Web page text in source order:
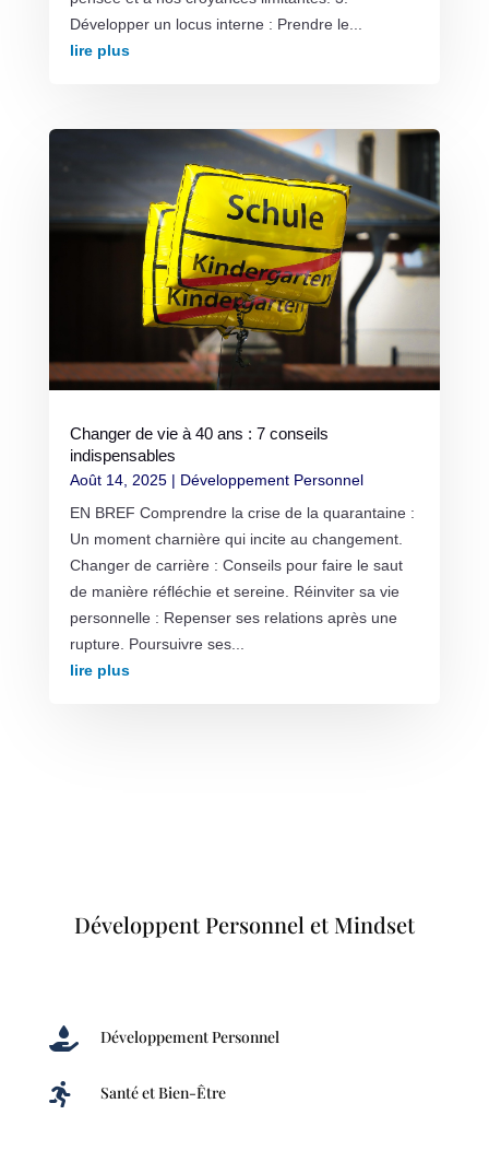
Développer un locus interne : Prendre le...
lire plus
Changer de vie à 40 ans : 7 conseils
indispensables
Août 14, 2025| Développement Personnel
EN BREF Comprendre la crise de la quarantaine :
Un moment charnière qui incite au changement.
Changer de carrière : Conseils pour faire le saut
de manière réfléchie et sereine. Réinviter sa vie
personnelle : Repenser ses relations après une
rupture. Poursuivre ses...
lire plus
Développent Personnel et Mindset
 Développement Personnel
 Santé et Bien-Être